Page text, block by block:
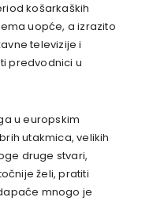
košarkaških
uopće, a izrazito
televizije i
predvodnici u
u europskim
utakmica, velikih
druge stvari,
želi, pratiti
mnogo je